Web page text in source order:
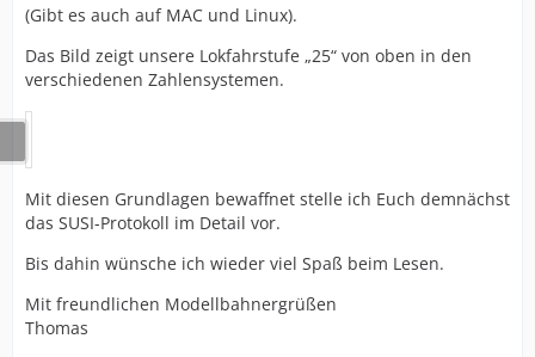
(Gibt es auch auf MAC und Linux).
Das Bild zeigt unsere Lokfahrstufe „25“ von oben in den
verschiedenen Zahlensystemen.
Mit diesen Grundlagen bewaffnet stelle ich Euch demnächst
das SUSI-Protokoll im Detail vor.
Bis dahin wünsche ich wieder viel Spaß beim Lesen.
Mit freundlichen Modellbahnergrüßen
Thomas